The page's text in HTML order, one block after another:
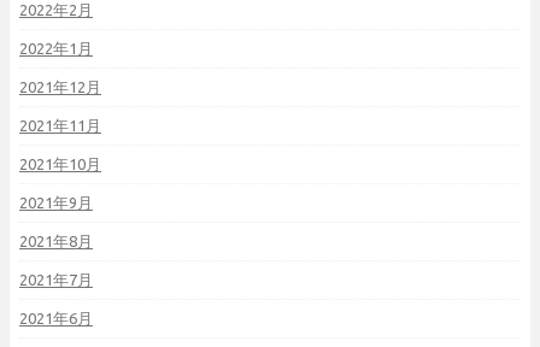
2022年2月
2022年1月
2021年12月
2021年11月
2021年10月
2021年9月
2021年8月
2021年7月
2021年6月